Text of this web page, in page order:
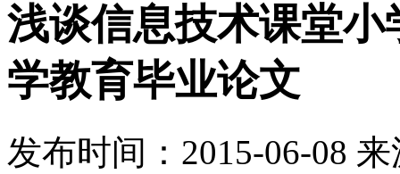
浅谈信息技术课堂
学教育毕业论文
发布时间： 2015-06-08 来